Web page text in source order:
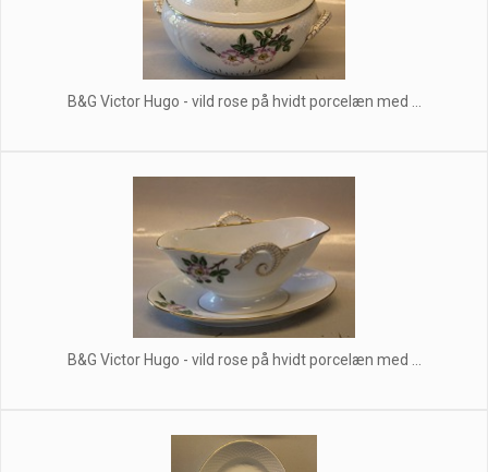
B&G Victor Hugo - vild rose på hvidt porcelæn med ...
B&G Victor Hugo - vild rose på hvidt porcelæn med ...